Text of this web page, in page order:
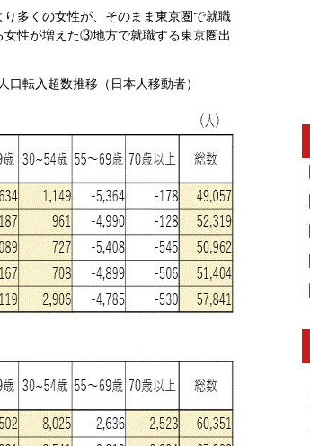
多くの女性が、そのまま東京圏で就職
性が増えた③地方で就職する東京圏出
口転入超数推移（日本人移動者）